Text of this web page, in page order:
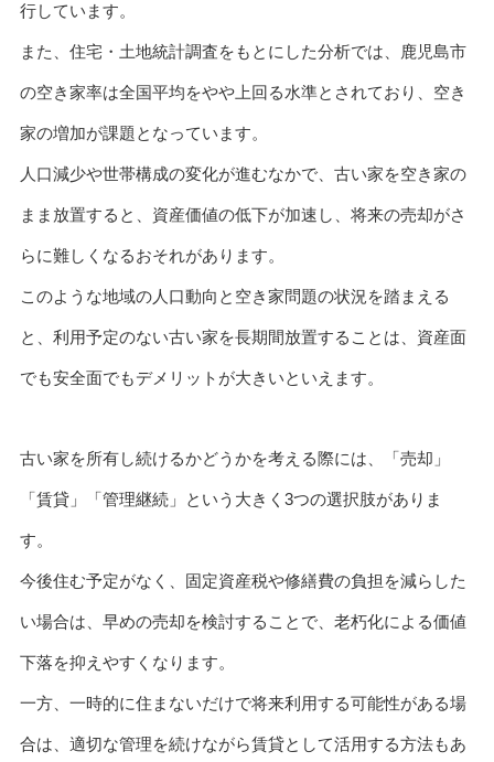
行しています。
また、住宅・土地統計調査をもとにした分析では、鹿児島市
の空き家率は全国平均をやや上回る水準とされており、空き
家の増加が課題となっています。
人口減少や世帯構成の変化が進むなかで、古い家を空き家の
まま放置すると、資産価値の低下が加速し、将来の売却がさ
らに難しくなるおそれがあります。
このような地域の人口動向と空き家問題の状況を踏まえる
と、利用予定のない古い家を長期間放置することは、資産面
でも安全面でもデメリットが大きいといえます。
古い家を所有し続けるかどうかを考える際には、「売却」
「賃貸」「管理継続」という大きく3つの選択肢がありま
す。
今後住む予定がなく、固定資産税や修繕費の負担を減らした
い場合は、早めの売却を検討することで、老朽化による価値
下落を抑えやすくなります。
一方、一時的に住まないだけで将来利用する可能性がある場
合は、適切な管理を続けながら賃貸として活用する方法もあ